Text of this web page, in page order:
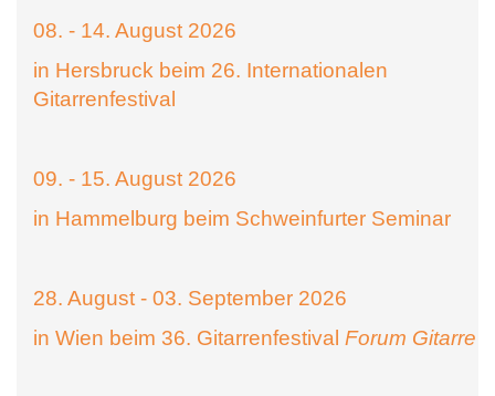
08. - 14. August 2026
in Hersbruck beim 26. Internationalen
Gitarrenfestival
09. - 15. August 2026
in Hammelburg beim Schweinfurter Seminar
28. August - 03. September 2026
in Wien beim 36. Gitarrenfestival Forum Gitarre